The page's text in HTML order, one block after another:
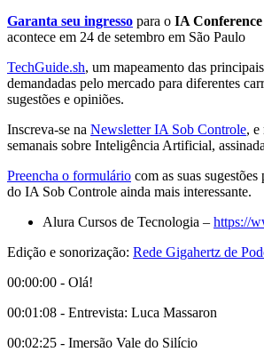
Garanta seu ingresso para o IA
acontece em 24 de setembro em São Paulo
TechGuide.sh, um mapeamento das
demandadas pelo mercado para diferentes
sugestões e opiniões.
Inscreva-se na Newsletter IA Sob Controle, e
semanais sobre Inteligência Artificial,
Preencha o formulário com as suas
do IA Sob Controle ainda mais interessante.
Alura Cursos de Tecnologia – https://
Edição e sonorização: Rede Gigahertz de
00:00:00 - Olá!
00:01:08 - Entrevista: Luca Massaron
00:02:25 - Imersão Vale do Silício